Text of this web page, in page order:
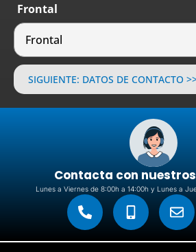
Frontal
SIGUIENTE: DATOS DE CONTACTO
Contacta con
Lunes a Viernes de 8:00h a 14:00h y Lunes a